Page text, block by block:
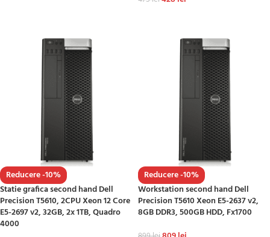
Reducere -10%
Statie grafica second hand Dell
Precision T5610, 2CPU Xeon 12 Core
E5-2697 v2, 32GB, 2x 1TB, Quadro
4000
Reducere -10%
Workstation second hand Dell
Precision T5610 Xeon E5-2637 v2,
8GB DDR3, 500GB HDD, Fx1700